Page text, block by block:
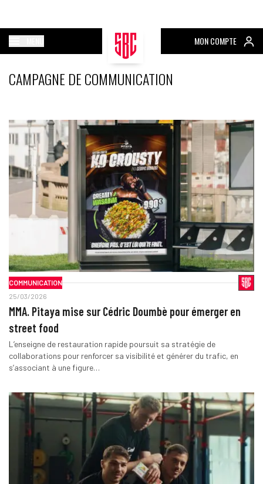
MON COMPTE
CAMPAGNE DE COMMUNICATION
COMMUNICATION
25/03/2026
MMA. Pitaya mise sur Cédric Doumbè pour émerger en
street food
L’enseigne de restauration rapide poursuit sa stratégie de
collaborations pour renforcer sa visibilité et générer du trafic, en
s’associant à une figure…